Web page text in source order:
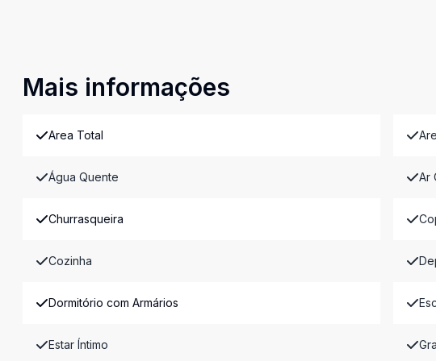
Mais informações
Area Total
Água Quente Ar
Churrasqueira
Cozinha
Dormitório com Armários
Estar Íntimo